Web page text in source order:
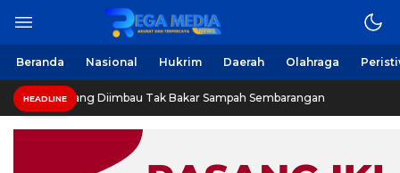
Beranda Nasional Hukrim Daerah Olahraga
HEADLINE
Diimbau Tak Bakar Sampah Sembarangan